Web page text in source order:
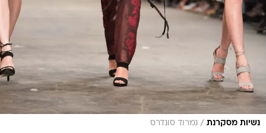
נשיות מסקרנת / נמרוד סונדרס